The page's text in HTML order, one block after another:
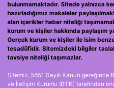
bulunmamaktadır. Sitede yalnızca
hazırladığımız makaleler
alan içerikler haber niteliği
kurum ve kişiler hakkında paylaşım
Gerçek kurum ve kişiler ile isim
tesadüfidir. Sitemizdeki bilgiler
tavsiye niteliği taşımazlar.
Sitemiz, 5651 Sayılı Kanun gereğince
ve İletişim Kurumu (BTK) tarafından